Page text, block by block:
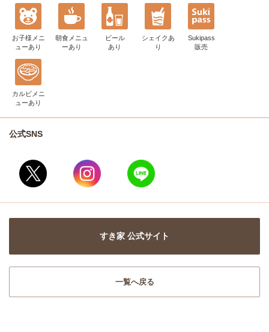
お子様メニ
ューあり
朝食メニュ
ーあり
ビール
あり
シェイク あ
り
Sukipass
販売
カルビメニ
ューあり
公式SNS
すき家 公式サイト
一覧へ戻る